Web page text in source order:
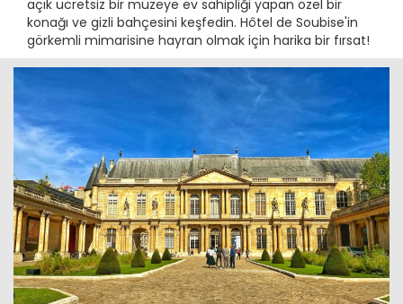
açık ücretsiz bir müzeye ev sahipliği yapan özel bir
konağı ve gizli bahçesini keşfedin. Hôtel de Soubise'in
görkemli mimarisine hayran olmak için harika bir fırsat!